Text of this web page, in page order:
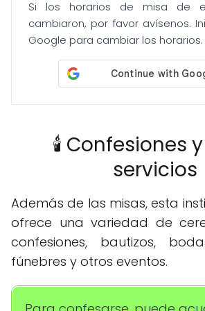
Si los horarios de misa de
cambiaron, por favor avísenos.
Google para cambiar los horarios.
🕯️ Confesiones
servicios
Además de las misas, esta
ofrece una variedad de
confesiones, bautizos,
fúnebres y otros eventos.